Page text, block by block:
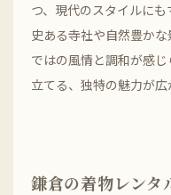
つ、現代のスタイルに
史ある寺社や自然豊か
ではの風情と調和が感
立てる、独特の魅力が広
鎌倉の着物レンタ